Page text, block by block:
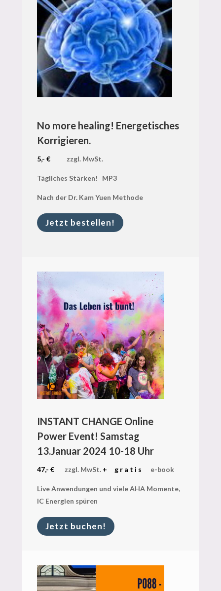
No more healing! Energetisches
Korrigieren.
5,- € zzgl. MwSt.
Tägliches Stärken! MP3
Nach der Dr. Kam Yuen Methode
Jetzt bestellen!
INSTANT CHANGE Online
Power Event! Samstag
13.Januar 2024 10-18 Uhr
47,- € zzgl. MwSt. + g r a t i s e-book
Live Anwendungen und viele AHA Momente,
IC Energien spüren
Jetzt buchen!